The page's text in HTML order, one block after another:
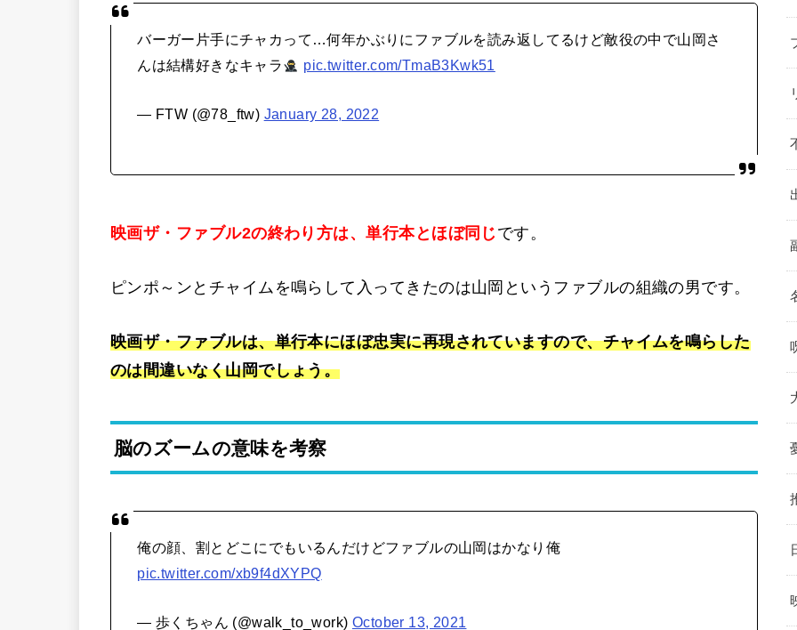
バーガー片手にチャカって…何年かぶりにファブルを読み返してるけど敵役の中で山岡さ
んは結構好きなキャラ
pic.twitter.com/TmaB3Kwk51
— FTW (@78_ftw) January 28, 2022
映画ザ・ファブル2の終わり方は、単行本とほぼ同じ です。
ピンポ～ンとチャイムを鳴らして入ってきたのは山岡というファブルの組織の男です。
映画ザ・ファブルは、単行本にほぼ忠実に再現されていますので、チャイムを鳴らした
のは間違いなく山岡でしょう。
脳のズームの意味を考察
俺の顔、割とどこにでもいるんだけどファブルの山岡はかなり俺
pic.twitter.com/xb9f4dXYPQ
— 歩くちゃん (@walk_to_work) October 13, 2021